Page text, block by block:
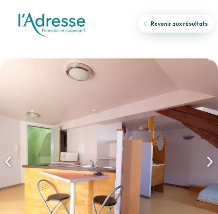
Revenir aux résultats